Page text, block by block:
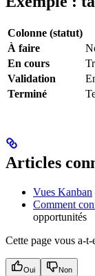
Colonne (statut)
À faire
En cours
Validation
Terminé
Articles
Vues Kanban
Comment
opportunités
Cette page vous a-
Oui Non